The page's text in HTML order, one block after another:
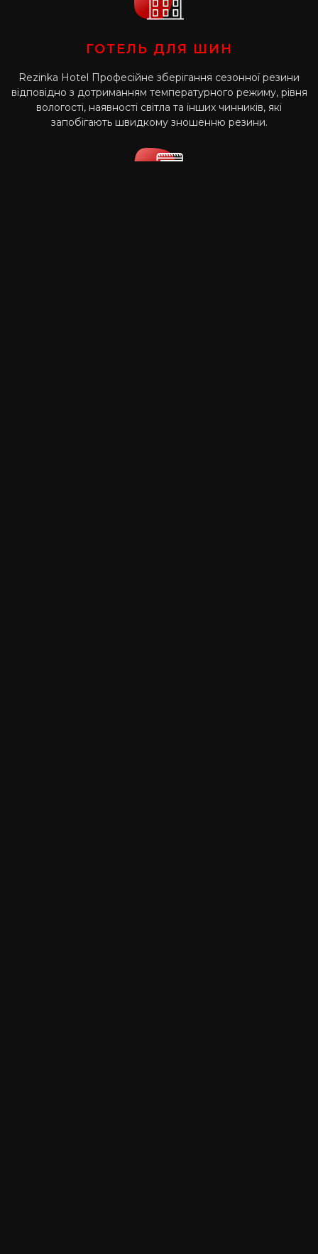
ГОТЕЛЬ ДЛЯ ШИН
Rezinka Hotel Професійне зберігання сезонної резини
відповідно з дотриманням температурного режиму, рівня
вологості, наявності світла та інших чинників, які
запобігають швидкому зношенню резини.